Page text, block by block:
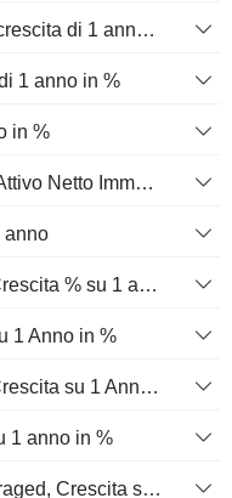
EPS diluito prima dell'Extra, crescita di 1 anno %
1 anno in %
in %
Crescita in % su 1 anno dell'Attivo Netto Immobilizzato Materiale
anno
Valore Contabile Tangibile, Crescita % su 1 anno
1 Anno in %
Flusso di Cassa Operativo, Crescita su 1 Anno in %
1 anno in %
Flusso di Cassa Libero Leveraged, Crescita su 1 Anno %